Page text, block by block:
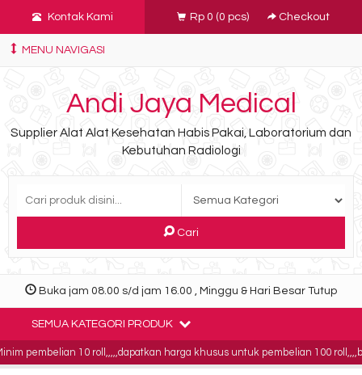
Kontak Kami Rp 0 (0 pcs) Checkout
MENU NAVIGASI
Andi Jaya Medical
Supplier Alat Alat Kesehatan Habis Pakai, Laboratorium dan
Kebutuhan Radiologi
Cari
Buka jam 08.00 s/d jam 16.00 , Minggu & Hari Besar Tutup
SEMUA KATEGORI PRODUK
pembelian 10 roll,,,,,dapatkan harga khusus untuk pembelian 100